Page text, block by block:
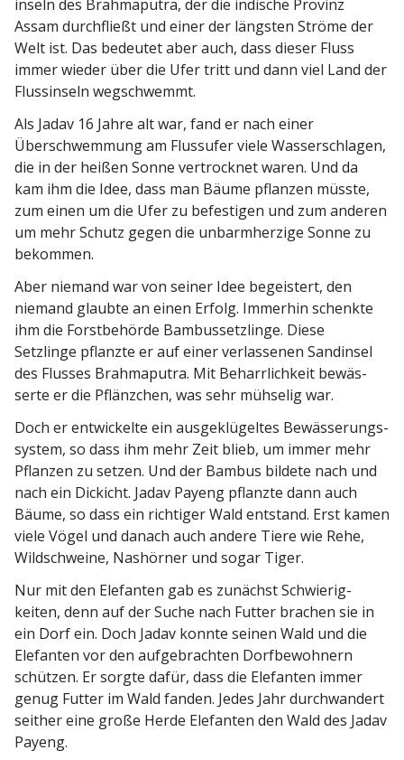
inseln des Brahma­putra, der die indische Provinz
Assam durch­fließt und einer der längsten Ströme der
Welt ist. Das bedeutet aber auch, dass dieser Fluss
immer wieder über die Ufer tritt und dann viel Land der
Fluss­inseln wegschwemmt.
Als Jadav 16 Jahre alt war, fand er nach einer
Überschwemmung am Flussufer viele Wasser­schlagen,
die in der heißen Sonne vertrocknet waren. Und da
kam ihm die Idee, dass man Bäume pflanzen müsste,
zum einen um die Ufer zu befes­tigen und zum anderen
um mehr Schutz gegen die unbarm­herzige Sonne zu
bekommen.
Aber niemand war von seiner Idee begeistert, den
niemand glaubte an einen Erfolg. Immerhin schenkte
ihm die Forst­be­hörde Bambus­setz­linge. Diese
Setzlinge pflanzte er auf einer verlas­senen Sandinsel
des Flusses Brahma­putra. Mit Beharr­lichkeit bewäs­
serte er die Pflänzchen, was sehr mühselig war.
Doch er entwi­ckelte ein ausge­klü­geltes Bewäs­se­rungs­
system, so dass ihm mehr Zeit blieb, um immer mehr
Pflanzen zu setzen. Und der Bambus bildete nach und
nach ein Dickicht. Jadav Payeng pflanzte dann auch
Bäume, so dass ein richtiger Wald entstand. Erst kamen
viele Vögel und danach auch andere Tiere wie Rehe,
Wildschweine, Nashörner und sogar Tiger.
Nur mit den Elefanten gab es zunächst Schwie­rig­
keiten, denn auf der Suche nach Futter brachen sie in
ein Dorf ein. Doch Jadav konnte seinen Wald und die
Elefanten vor den aufge­brachten Dorfbe­wohnern
schützen. Er sorgte dafür, dass die Elefanten immer
genug Futter im Wald fanden. Jedes Jahr durch­wandert
seither eine große Herde Elefanten den Wald des Jadav
Payeng.